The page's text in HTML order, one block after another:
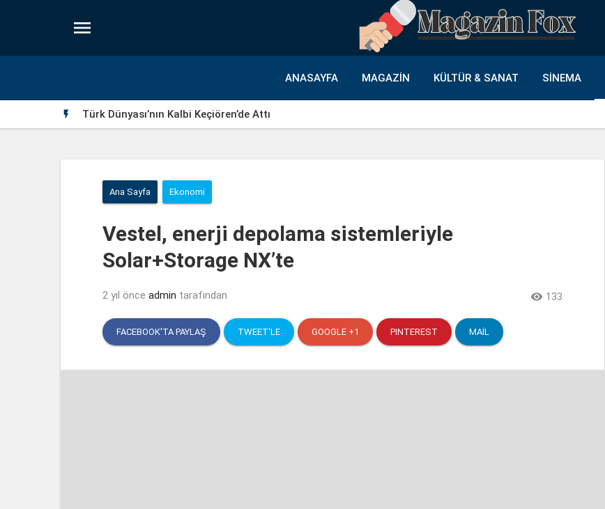

ANASAYFA MAGAZIN KÜLTÜR & SANAT SINEMA
 Türk Dünyası’nın Kalbi Keçiören’de Attı
Ana Sayfa Ekonomi
Vestel, enerji depolama sistemleriyle
Solar+Storage NX’te
2 yıl önce admin tarafından  133
FACEBOOK'TA PAYLAŞ TWEET'LE GOOGLE +1 PINTEREST MAIL